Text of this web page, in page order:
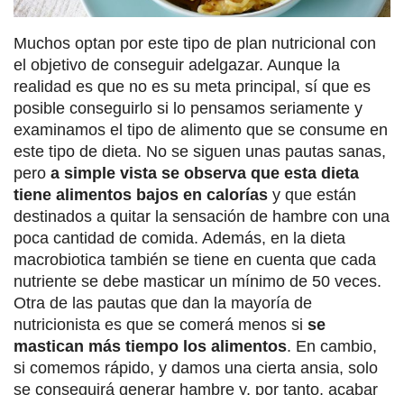
Muchos optan por este tipo de plan nutricional con
el objetivo de conseguir adelgazar. Aunque la
realidad es que no es su meta principal, sí que es
posible conseguirlo si lo pensamos seriamente y
examinamos el tipo de alimento que se consume en
este tipo de dieta. No se siguen unas pautas sanas,
pero a simple vista se observa que esta dieta
tiene alimentos bajos en calorías y que están
destinados a quitar la sensación de hambre con una
poca cantidad de comida. Además, en la dieta
macrobiotica también se tiene en cuenta que cada
nutriente se debe masticar un mínimo de 50 veces.
Otra de las pautas que dan la mayoría de
nutricionista es que se comerá menos si se
mastican más tiempo los alimentos. En cambio,
si comemos rápido, y damos una cierta ansia, solo
se conseguirá generar hambre y, por tanto, acabar